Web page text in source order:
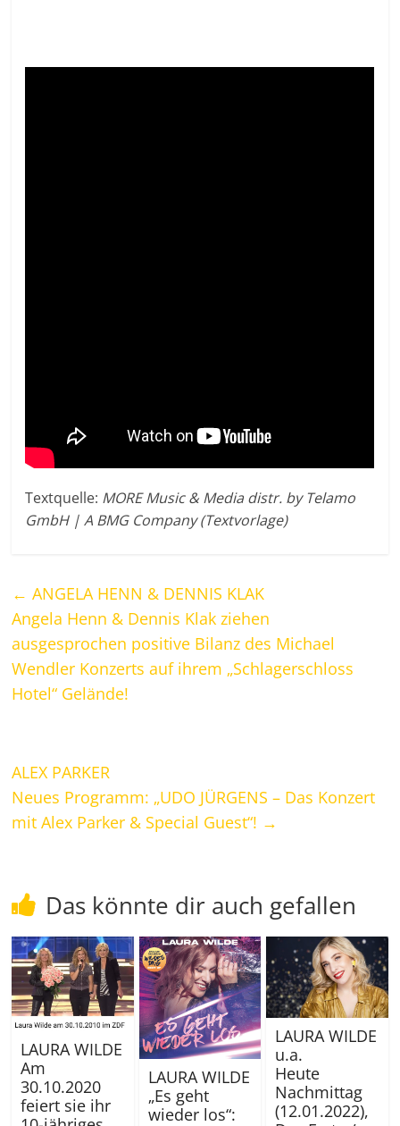
Textquelle: MORE Music & Media distr. by Telamo
GmbH | A BMG Company (Textvorlage)
← ANGELA HENN & DENNIS KLAK
Angela Henn & Dennis Klak ziehen
ausgesprochen positive Bilanz des Michael
Wendler Konzerts auf ihrem „Schlagerschloss
Hotel“ Gelände!
ALEX PARKER
Neues Programm: „UDO JÜRGENS – Das Konzert
mit Alex Parker & Special Guest“! →
Das könnte dir auch gefallen
LAURA WILDE
Am
30.10.2020
feiert sie ihr
LAURA WILDE
„Es geht
wieder los“:
LAURA WILDE
u.a.
Heute
Nachmittag
(12.01.2022),